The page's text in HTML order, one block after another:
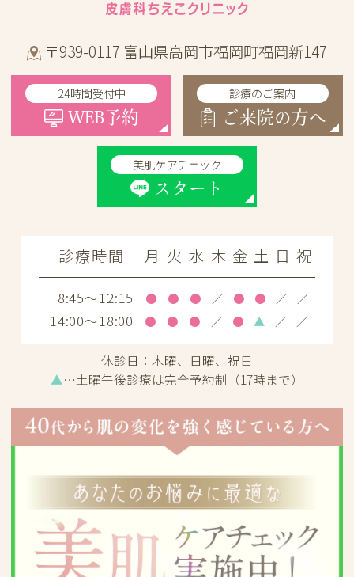
〒939-0117 富山県高岡市福岡町福岡新147
24時間受付中
WEB予約
診療のご案内
ご来院の方へ
美肌ケアチェック
スタート
診療時間 月 火 水 木 金 土 日 祝
8:45～12:15 ● ● ● ／ ● ● ／ ／
14:00～18:00 ● ● ● ／ ● ▲ ／ ／
休診日： 木曜、日曜、祝日
▲…土曜午後診療は完全予約制（17時まで）